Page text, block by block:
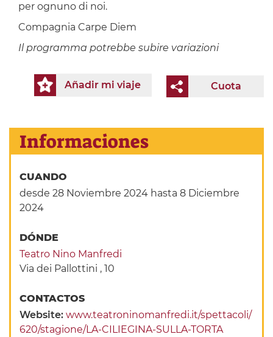
per ognuno di noi.
Compagnia Carpe Diem
Il programma potrebbe subire variazioni
Cuota
Añadir mi viaje
Informaciones
CUANDO
desde 28 Noviembre 2024 hasta 8 Diciembre
2024
DÓNDE
Teatro Nino Manfredi
Via dei Pallottini , 10
CONTACTOS
Website:www.teatroninomanfredi.it/spettacoli/
620/stagione/LA-CILIEGINA-SULLA-TORTA